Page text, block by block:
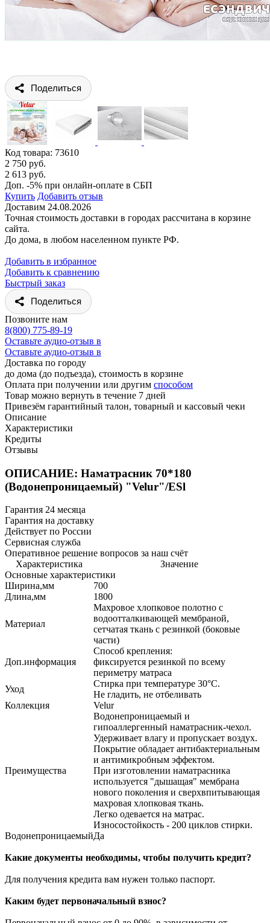
Поделиться
Код товара: 73610
2 750 руб.
2 613 руб.
Доп. -5% при онлайн-оплате в СБП
Купить Добавить отзыв
Доставим 24.08.2026
Точная стоимость доставки в городах рассчитана в корзине
сайта.
До дома, в любом населенном пункте РФ.
Добавить в избранное
Добавить к сравнению
Быстрый заказ
Поделиться
Позвоните нам
8(800) 775-89-19
Оставьте аудио-отзыв в
Оставьте аудио-отзыв в
Доставка по городу
до дома (до подъезда), стоимость в корзине
Оплата при получении или другим способом
Товар можно вернуть в течение 7 дней
Привезём гарантийный талон, товарный и кассовый чеки
Описание
Характеристики
Кредиты
Отзывы
ОПИСАНИЕ: Наматрасник 70*180
(Водонепроницаемый) "Velur"/ESl
Гарантия 24 месяца
Гарантия на доставку
Действует по России
Сервисная служба
Оперативное решение вопросов за наш счёт
Характеристика
Значение
Основные характеристики
Ширина,мм
700
Длина,мм
1800
Материал
Махровое хлопковое полотно с
водоотталкивающей мембраной,
сетчатая ткань с резинкой (боковые
части)
Доп.информация
Способ крепления:
фиксируется резинкой по всему
периметру матраса
Уход
Стирка при температуре 30°С.
Не гладить, не отбеливать
Коллекция
Velur
Преимущества
Водонепроницаемый и
гипоаллергенный наматрасник-чехол.
Удерживает влагу и пропускает воздух.
Покрытие обладает антибактериальным
и антимикробным эффектом.
При изготовлении наматрасника
используется "дышащая" мембрана
нового поколения и сверхвпитывающая
махровая хлопковая ткань.
Легко одевается на матрас.
Износостойкость - 200 циклов стирки.
ВодонепроницаемыйДа
Какие документы необходимы, чтобы получить кредит?
Для получения кредита вам нужен только паспорт.
Каким будет первоначальный взнос?